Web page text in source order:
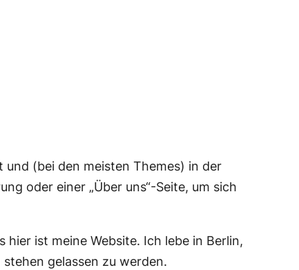
und (bei den meisten Themes) in der
oder einer „Über uns“-Seite, um sich
ist meine Website. Ich lebe in Berlin,
gelassen zu werden.